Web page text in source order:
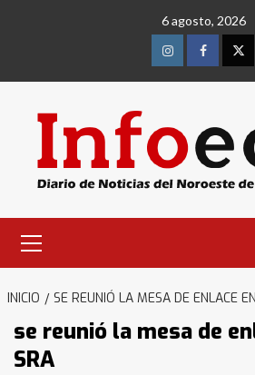
6 agosto, 2026
InstagramFacebook
primario
INICIO SE REUNIÓ LA MESA DE ENLACE
se reunió la mesa de
SRA